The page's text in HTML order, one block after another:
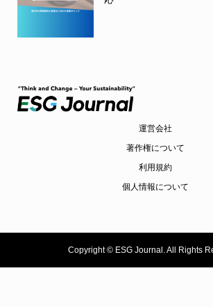
運営会社
著作権について
利用規約
個人情報について
Copyright ©ESG Journal. All Rights